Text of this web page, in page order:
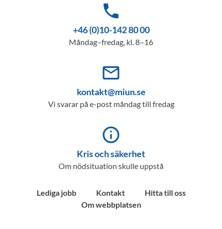
phone
+46 (0)10-142 80 00
Måndag–fredag, kl. 8–16
mail_outline
kontakt@miun.se
Vi svarar på e-post måndag till fredag
info_outline
Kris och säkerhet
Om nödsituation skulle uppstå
Lediga jobb Kontakt
Hitta till oss
Om webbplatsen